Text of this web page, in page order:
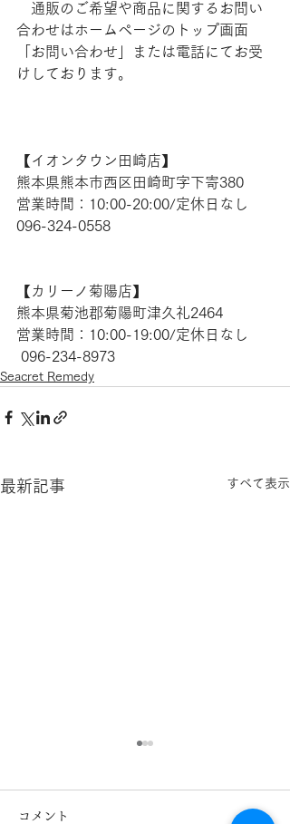
通販のご希望や商品に関するお問い
合わせはホームページのトップ画面
「お問い合わせ」または電話にてお受
けしております。
【​イオンタウン田崎店】
熊本県熊本市西区田崎町字下寄380
営業時間：10:00-20:00/定休日なし
096-324-0558
【​カリーノ菊陽店】
熊本県菊池郡菊陽町津久礼2464
営業時間：10:00-19:00/定休日なし
096-234-8973
Seacret Remedy
最新記事 すべて表示
コメント